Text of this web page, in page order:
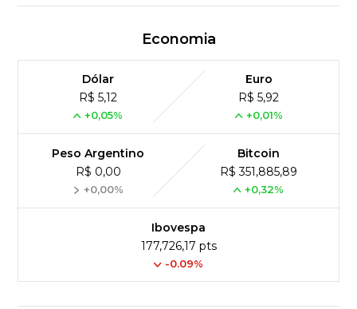
Economia
Dólar
R$ 5,12
+0,05%
Euro
R$ 5,92
+0,01%
Peso Argentino
R$ 0,00
+0,00%
Bitcoin
R$ 351,885,89
+0,32%
Ibovespa
177,726,17 pts
-0.09%